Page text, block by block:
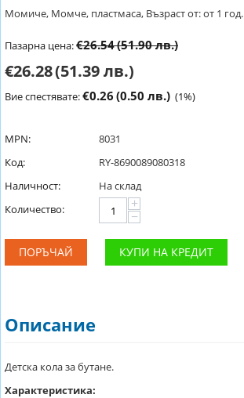
Момиче, Момче, пластмаса, Възраст от: от 1 год.
Пазарна цена:€26.54(51.90 лв.)
€26.28(51.39 лв.)
Вие спестявате:€0.26 (0.50 лв.) (1%)
MPN:
8031
Код:
RY-8690089080318
Наличност:
На склад
Количество:
+
−
ПОРЪЧАЙ КУПИ НА КРЕДИТ
Описание
Детска кола за бутане.
Характеристика: